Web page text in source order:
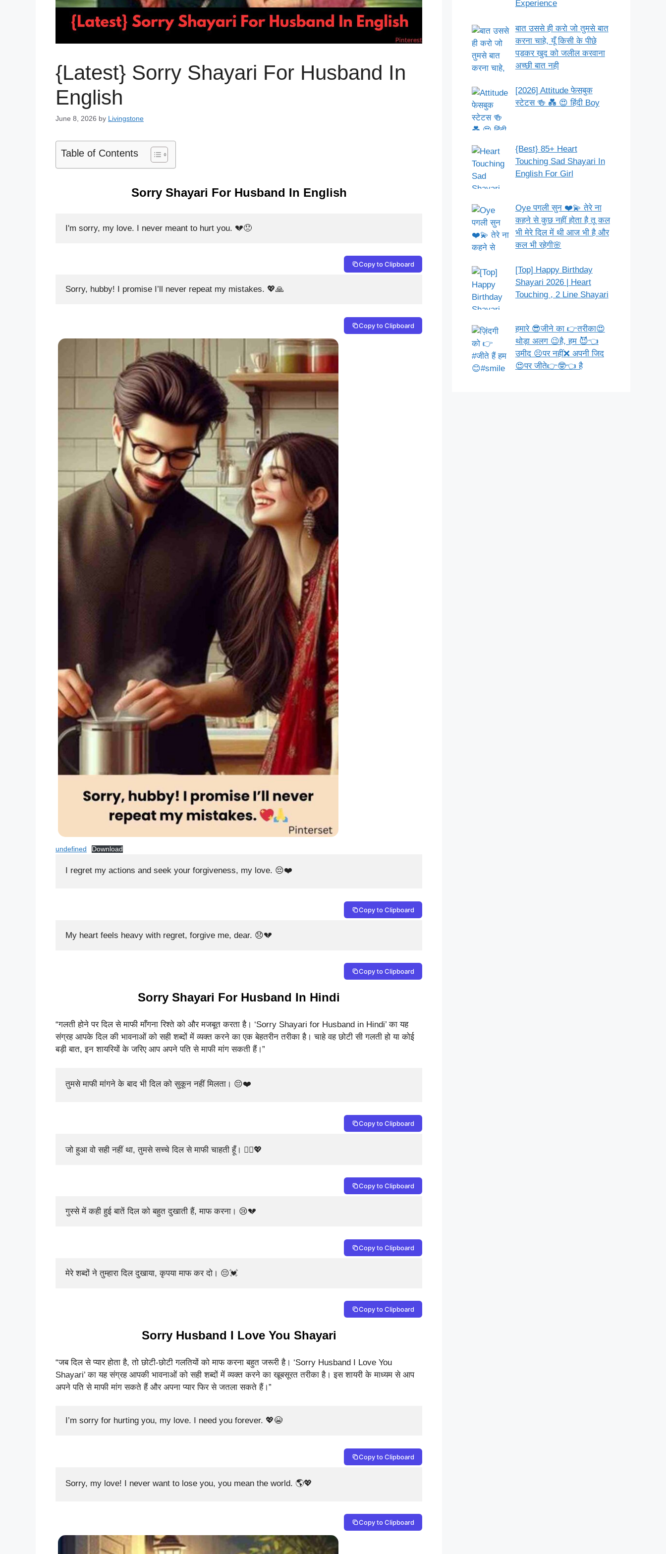
{Latest} Sorry Shayari For Husband In
English
June 8, 2026 by Livingstone
Table of Contents
Sorry Shayari For Husband In English
I'm sorry, my love. I never meant to hurt you. 💔😞
Copy to Clipboard
Sorry, hubby! I promise I’ll never repeat my mistakes. 💖🙏
Copy to Clipboard
undefined Download
I regret my actions and seek your forgiveness, my love. 😔❤️
Copy to Clipboard
My heart feels heavy with regret, forgive me, dear. 😞💔
Copy to Clipboard
Sorry Shayari For Husband In Hindi
“गलती होने पर दिल से माफी माँगना रिश्ते को और मजबूत करता है। ‘Sorry Shayari for Husband in Hindi’ का यह
संग्रह आपके दिल की भावनाओं को सही शब्दों में व्यक्त करने का एक बेहतरीन तरीका है। चाहे वह छोटी सी गलती हो या कोई
बड़ी बात, इन शायरियों के जरिए आप अपने पति से माफी मांग सकती हैं।”
तुमसे माफी मांगने के बाद भी दिल को सुकून नहीं मिलता। 😔❤️
Copy to Clipboard
जो हुआ वो सही नहीं था, तुमसे सच्चे दिल से माफी चाहती हूँ। 🙇‍♀️💖
Copy to Clipboard
गुस्से में कही हुई बातें दिल को बहुत दुखाती हैं, माफ करना। 😢💔
Copy to Clipboard
मेरे शब्दों ने तुम्हारा दिल दुखाया, कृपया माफ कर दो। 😔💓
Copy to Clipboard
Sorry Husband I Love You Shayari
“जब दिल से प्यार होता है, तो छोटी-छोटी गलतियों को माफ करना बहुत जरूरी है। ‘Sorry Husband I Love You
Shayari’ का यह संग्रह आपकी भावनाओं को सही शब्दों में व्यक्त करने का खूबसूरत तरीका है। इस शायरी के माध्यम से आप
अपने पति से माफी मांग सकते हैं और अपना प्यार फिर से जतला सकते हैं।”
I’m sorry for hurting you, my love. I need you forever. 💖😭
Copy to Clipboard
Sorry, my love! I never want to lose you, you mean the world. 🌎💖
Copy to Clipboard
Experience
बात उससे ही करो जो तुमसे बात
करना चाहे, यूँ किसी के पीछे
पड़कर खुद को जलील करवाना
अच्छी बात नही
[2026] Attitude फेसबुक
स्टेटस 🍻 💑 😍 हिंदी Boy
{Best} 85+ Heart
Touching Sad Shayari In
English For Girl
Oye पगली सुन ❤️💫 तेरे ना
कहने से कुछ नहीं होता है तू कल
भी मेरे दिल में थी आज भी है और
कल भी रहेगी🌸
[Top] Happy Birthday
Shayari 2026 | Heart
Touching , 2 Line Shayari
हमारे 😎जीने का 👉तरीका😍
थोड़ा अलग 😉है, हम 😈👈
उमीद 😣पर नहीं❌ अपनी जिद
😍पर जीते👉🤓👈 है